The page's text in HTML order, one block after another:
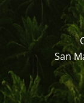
San